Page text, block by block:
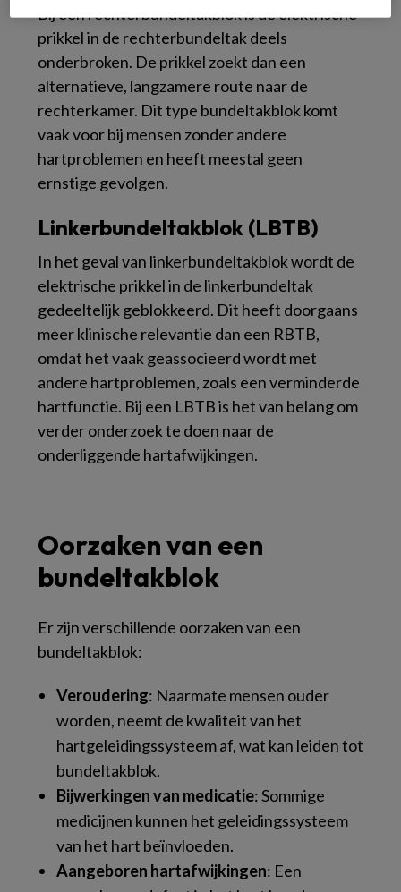
Bij een rechterbundeltakblok is de elektrische
prikkel in de rechterbundeltak deels
onderbroken. De prikkel zoekt dan een
alternatieve, langzamere route naar de
rechterkamer. Dit type bundeltakblok komt
vaak voor bij mensen zonder andere
hartproblemen en heeft meestal geen
ernstige gevolgen.
Linkerbundeltakblok (LBTB)
In het geval van linkerbundeltakblok wordt de
elektrische prikkel in de linkerbundeltak
gedeeltelijk geblokkeerd. Dit heeft doorgaans
meer klinische relevantie dan een RBTB,
omdat het vaak geassocieerd wordt met
andere hartproblemen, zoals een verminderde
hartfunctie. Bij een LBTB is het van belang om
verder onderzoek te doen naar de
onderliggende hartafwijkingen.
Oorzaken van een
bundeltakblok
Er zijn verschillende oorzaken van een
bundeltakblok:
Veroudering: Naarmate mensen ouder
worden, neemt de kwaliteit van het
hartgeleidingssysteem af, wat kan leiden tot
bundeltakblok.
Bijwerkingen van medicatie: Sommige
medicijnen kunnen het geleidingssysteem
van het hart beïnvloeden.
Aangeboren hartafwijkingen: Een